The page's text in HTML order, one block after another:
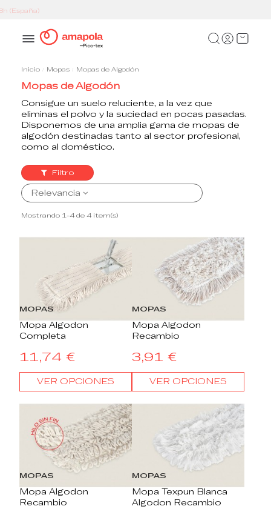
Inicio Mopas Mopas de Algodón
Mopas de Algodón
Consigue un suelo reluciente, a la vez que
eliminas el polvo y la suciedad en pocas pasadas.
Disponemos de una amplia gama de mopas de
algodón destinadas tanto al sector profesional,
como al doméstico.
Filtro
Mostrando 1-4 de 4 item(s)
Relevancia
MOPAS
Mopa Algodon
Completa
11,74 €
VER OPCIONES
MOPAS
Mopa Algodon
Recambio
3,91 €
VER OPCIONES
MOPAS
Mopa Algodon
Recambio
MOPAS
Mopa Texpun Blanca
Algodon Recambio